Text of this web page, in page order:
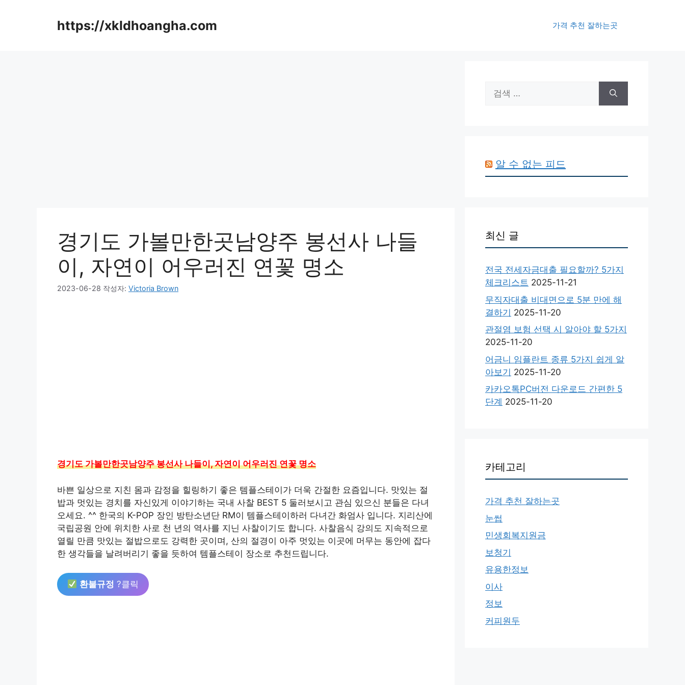
https://xkldhoangha.com 가격 추천 잘하는곳
경기도 가볼만한곳남양주 봉선사 나들
이, 자연이 어우러진 연꽃 명소
2023-06-28 작성자: Victoria Brown
경기도 가볼만한곳남양주 봉선사 나들이, 자연이 어우러진 연꽃 명소
바쁜 일상으로 지친 몸과 감정을 힐링하기 좋은 템플스테이가 더욱 간절한 요즘입니다. 맛있는 절
밥과 멋있는 경치를 자신있게 이야기하는 국내 사찰 BEST 5 둘러보시고 관심 있으신 분들은 다녀
오세요. ^^ 한국의 K-POP 장인 방탄소년단 RM이 템플스테이하러 다녀간 화엄사 입니다. 지리산에
국립공원 안에 위치한 사로 천 년의 역사를 지닌 사찰이기도 합니다. 사찰음식 강의도 지속적으로
열릴 만큼 맛있는 절밥으로도 강력한 곳이며, 산의 절경이 아주 멋있는 이곳에 머무는 동안에 잡다
한 생각들을 날려버리기 좋을 듯하여 템플스테이 장소로 추천드립니다.
환불규정 ?클릭
색:
알 수 없는 피드
최신 글
전국 전세자금대출 필요할까? 5가지
체크리스트 2025-11-21
무직자대출 비대면으로 5분 만에 해
결하기 2025-11-20
관절염 보험 선택 시 알아야 할 5가지
2025-11-20
어금니 임플란트 종류 5가지 쉽게 알
아보기 2025-11-20
카카오톡PC버전 다운로드 간편한 5
단계 2025-11-20
카테고리
가격 추천 잘하는곳
눈썹
민생회복지원금
보청기
유용한정보
이사
정보
커피원두